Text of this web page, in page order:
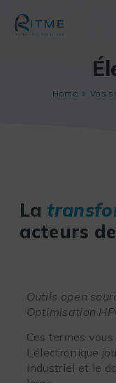
content
Home Vos
La
acteurs
Outils open
Optimisation
Ces termes
L’électronique
industriel et le